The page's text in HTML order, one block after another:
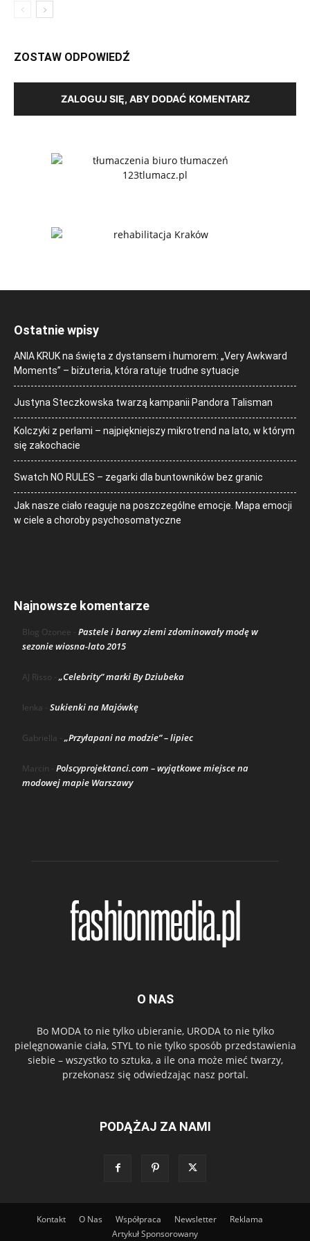
ZOSTAW ODPOWIEDŹ
ZALOGUJ SIĘ, ABY DODAĆ KOMENTARZ
Ostatnie wpisy
ANIA KRUK na święta z dystansem i humorem: „Very Awkward
Moments” – biżuteria, która ratuje trudne sytuacje
Justyna Steczkowska twarzą kampanii Pandora Talisman
Kolczyki z perłami – najpiękniejszy mikrotrend na lato, w którym
się zakochacie
Swatch NO RULES – zegarki dla buntowników bez granic
Jak nasze ciało reaguje na poszczególne emocje. Mapa emocji
w ciele a choroby psychosomatyczne
Najnowsze komentarze
Blog Ozonee - Pastele i barwy ziemi zdominowały modę w
sezonie wiosna-lato 2015
AJ Risso - „Celebrity” marki By Dziubeka
lenka - Sukienki na Majówkę
Gabriella - „Przyłapani na modzie” – lipiec
Marcin - Polscyprojektanci.com – wyjątkowe miejsce na
modowej mapie Warszawy
O NAS
Bo MODA to nie tylko ubieranie, URODA to nie tylko
pielęgnowanie ciała, STYL to nie tylko sposób przedstawienia
siebie – wszystko to sztuka, a ile ona może mieć twarzy,
przekonasz się odwiedzając nasz portal.
PODĄŻAJ ZA NAMI
Kontakt O Nas Współpraca Newsletter
Reklama
Artykuł Sponsorowany